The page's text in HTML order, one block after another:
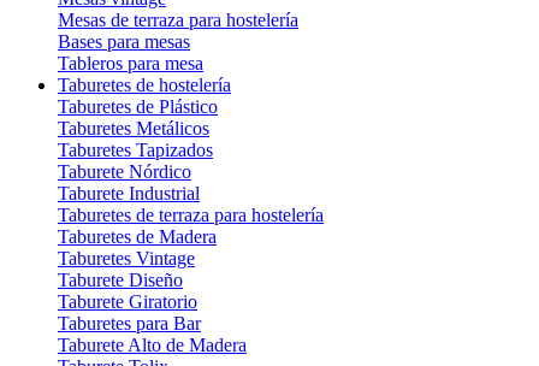
Mesas de terraza para hostelería
Bases para mesas
Tableros para mesa
Taburetes de hostelería
Taburetes de Plástico
Taburetes Metálicos
Taburetes Tapizados
Taburete Nórdico
Taburete Industrial
Taburetes de terraza para hostelería
Taburetes de Madera
Taburetes Vintage
Taburete Diseño
Taburete Giratorio
Taburetes para Bar
Taburete Alto de Madera